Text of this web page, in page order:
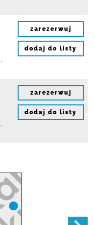
zarezerwuj
dodaj do listy
zarezerwuj
dodaj do listy